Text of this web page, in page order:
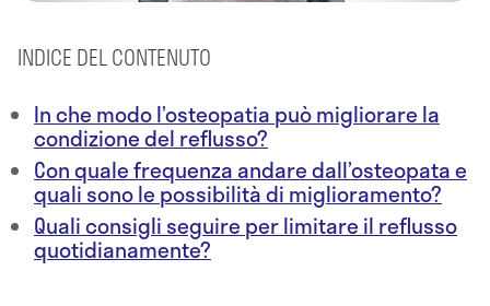
INDICE DEL CONTENUTO
In che modo l’osteopatia può migliorare la
condizione del reflusso?
Con quale frequenza andare dall’osteopata e
quali sono le possibilità di miglioramento?
Quali consigli seguire per limitare il reflusso
quotidianamente?